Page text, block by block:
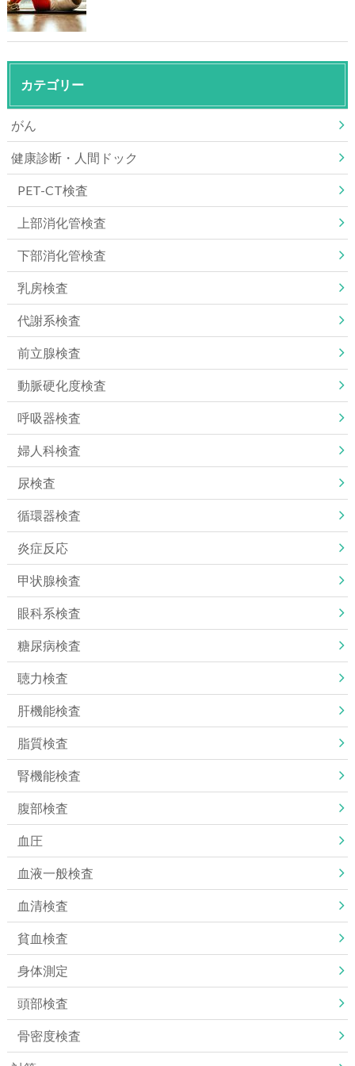
カテゴリー
がん
健康診断・人間ドック
PET-CT検査
上部消化管検査
下部消化管検査
乳房検査
代謝系検査
前立腺検査
動脈硬化度検査
呼吸器検査
婦人科検査
尿検査
循環器検査
炎症反応
甲状腺検査
眼科系検査
糖尿病検査
聴力検査
肝機能検査
脂質検査
腎機能検査
腹部検査
血圧
血液一般検査
血清検査
貧血検査
身体測定
頭部検査
骨密度検査